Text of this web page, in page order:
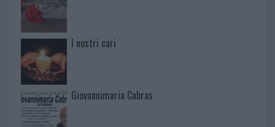
I nostri cari
Giovannimaria Cabras